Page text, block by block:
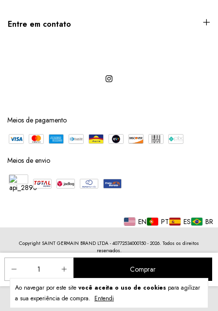
Ao navegar por este site você aceita o uso de cookies para agilizar
a sua experiência de compra. Entendi
Entre em contato
Meios de pagamento
Meios de envio
EN PT ES BR
Copyright SAINT GERMAIN BRAND LTDA - 40772534000150 - 2026. Todos os direitos
reservados.